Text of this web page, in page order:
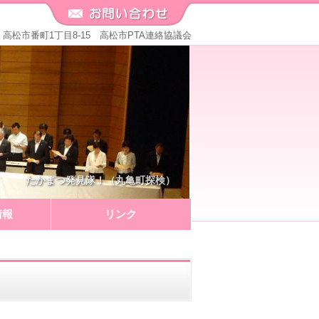
高松市番町1丁目8-15 高松市PTA連絡協議会
たかまつ発見隊！（丸亀町探検）
リンク